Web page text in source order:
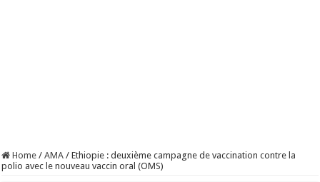
Home / AMA / Ethiopie : deuxième campagne de vaccination contre la
polio avec le nouveau vaccin oral (OMS)